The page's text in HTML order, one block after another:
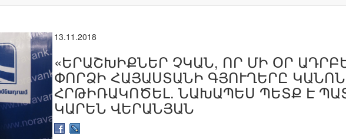
13.11.2018
«ԵՐԱՇԽԻՔՆԵՐ ՉԿԱՆ, ՈՐ ՄԻ ՕՐ
ՓՈՐՁԻ ՀԱՅԱՍՏԱՆԻ ԳՅՈՒՂԵՐԸ
ՀՐԹԻՌԱԿՈԾԵԼ. ՆԱԽԱՊԵՍ ՊԵՏՔ Է
ԿԱՐԵՆ ՎԵՐԱՆՅԱՆ